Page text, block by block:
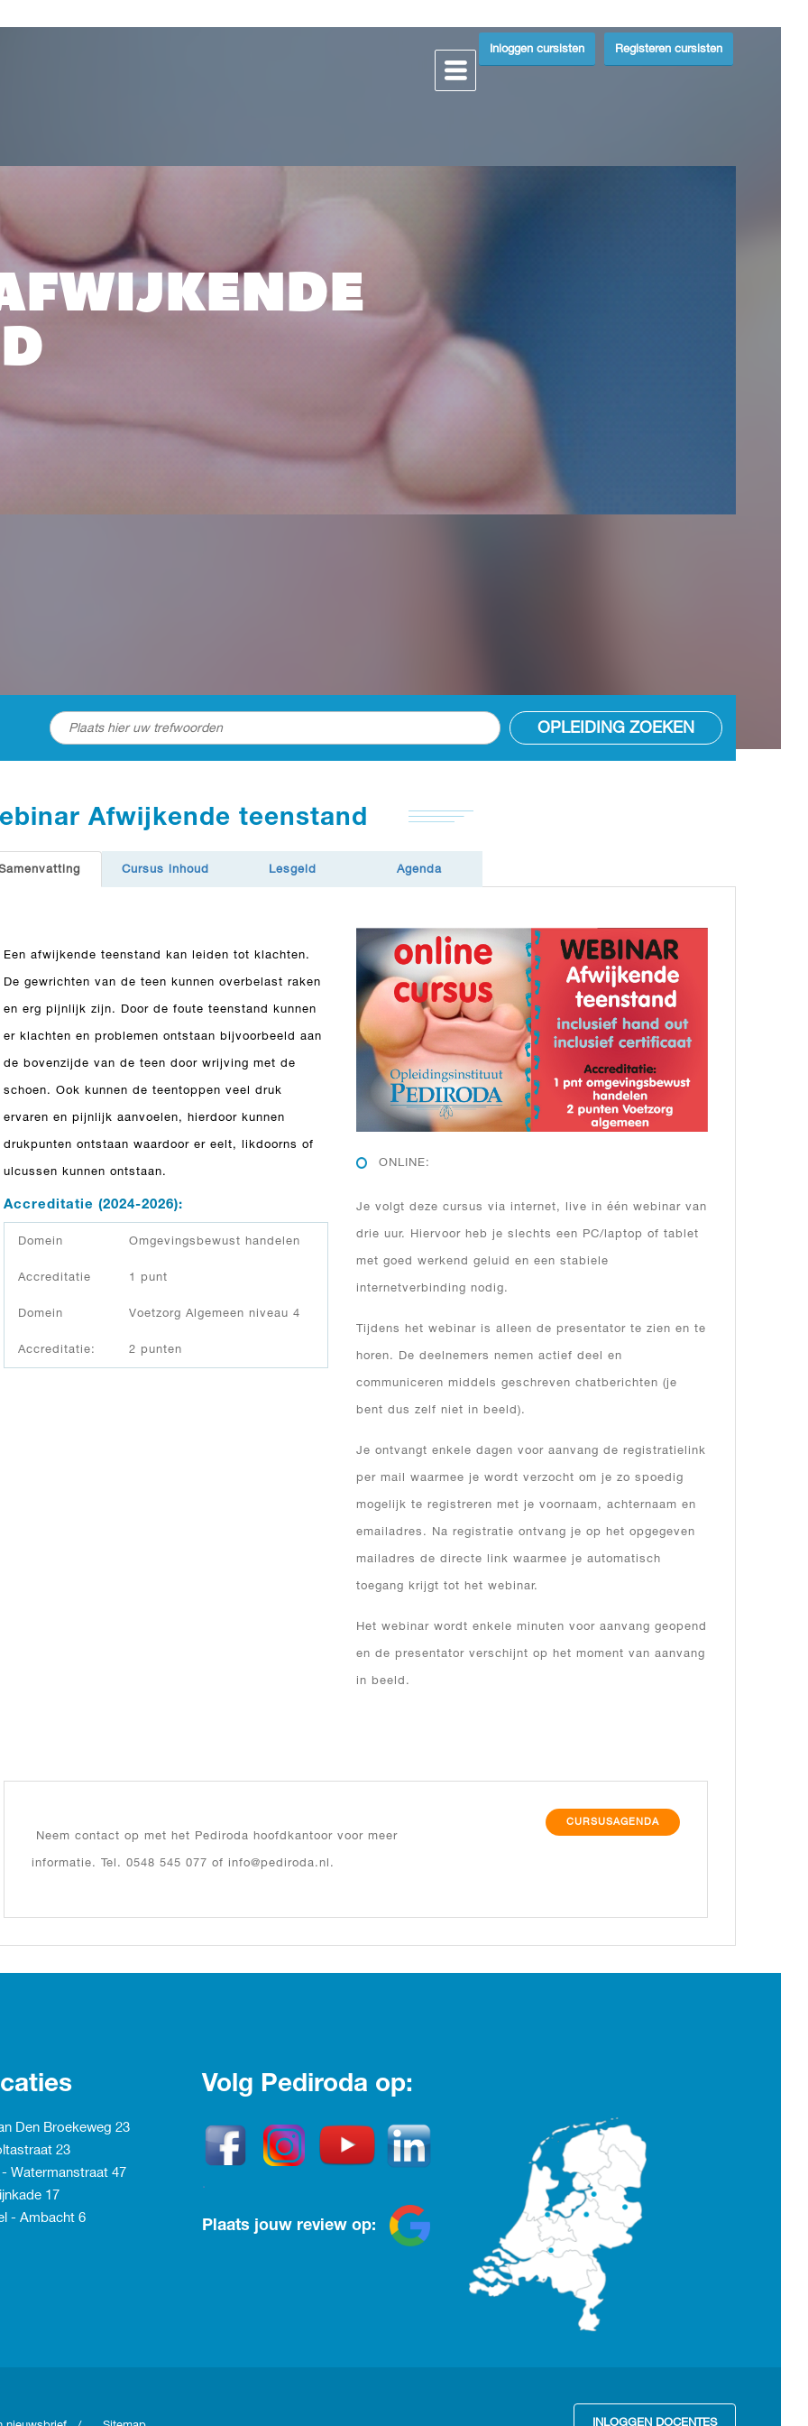
Inloggen cursisten Registeren cursisten
OPLEIDING ZOEKEN
Afwijkende teenstand
Cursus inhoud Lesgeld Agenda
Een afwijkende teenstand kan leiden tot klachten.
De gewrichten van de teen kunnen overbelast raken
en erg pijnlijk zijn. Door de foute teenstand kunnen
er klachten en problemen ontstaan bijvoorbeeld aan
de bovenzijde van de teen door wrijving met de
schoen. Ook kunnen de teentoppen veel druk
ervaren en pijnlijk aanvoelen, hierdoor kunnen
drukpunten ontstaan waardoor er eelt, likdoorns of
ulcussen kunnen ontstaan.
Accreditatie (2024-2026):
Domein Omgevingsbewust handelen
Accreditatie 1 punt
Domein Voetzorg Algemeen niveau 4
Accreditatie: 2 punten
ONLINE:
Je volgt deze cursus via internet, live in één webinar van
drie uur. Hiervoor heb je slechts een PC/laptop of tablet
met goed werkend geluid en een stabiele
internetverbinding nodig.
Tijdens het webinar is alleen de presentator te zien en te
horen. De deelnemers nemen actief deel en
communiceren middels geschreven chatberichten (je
bent dus zelf niet in beeld).
Je ontvangt enkele dagen voor aanvang de registratielink
per mail waarmee je wordt verzocht om je zo spoedig
mogelijk te registreren met je voornaam, achternaam en
emailadres. Na registratie ontvang je op het opgegeven
mailadres de directe link waarmee je automatisch
toegang krijgt tot het webinar.
Het webinar wordt enkele minuten voor aanvang geopend
en de presentator verschijnt op het moment van aanvang
in beeld.
Neem contact op met het Pediroda hoofdkantoor voor meer
informatie. Tel. 0548 545 077 of info@pediroda.nl.
CURSUSAGENDA
Den Broekeweg 23
23
Watermanstraat 47
17
- Ambacht 6
Volg Pediroda op:
.
Plaats jouw review op:
INLOGGEN DOCENTES